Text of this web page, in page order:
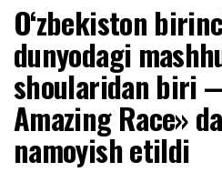
O‘zbekiston
dunyodagi
shoularidan biri
Amazing Race»
namoyish etildi